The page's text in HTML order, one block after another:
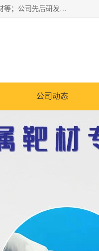
东莞市鼎伟新材料有限公司专业生产：镍钒合金靶、高纯铬靶、钛铝靶、铬铝靶、镍铬合金靶、钨钛合金靶材等；公司先后研发的蒸发材料、溅射靶材系列产品广泛应用到国内外众多知名电子、太阳能企业当中，以较高的性价比，成功发替代了国外进口产品，颇受用户好评。
公司动态